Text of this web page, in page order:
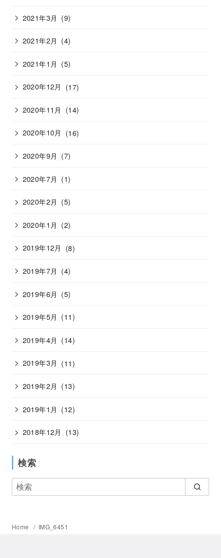
2021年3月 (9)
2021年2月 (4)
2021年1月 (5)
2020年12月 (17)
2020年11月 (14)
2020年10月 (16)
2020年9月 (7)
2020年7月 (1)
2020年2月 (5)
2020年1月 (2)
2019年12月 (8)
2019年7月 (4)
2019年6月 (5)
2019年5月 (11)
2019年4月 (14)
2019年3月 (11)
2019年2月 (13)
2019年1月 (12)
2018年12月 (13)
検索
Home IMG_6451